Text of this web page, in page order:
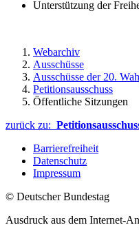
Unterstützung der
Webarchiv
Ausschüsse
Ausschüsse der 20.
Petitionsausschuss
Öffentliche Sitzungen
zurück zu:
Barrierefreiheit
Datenschutz
Impressum
© Deutscher Bundestag
Ausdruck aus dem Internet-